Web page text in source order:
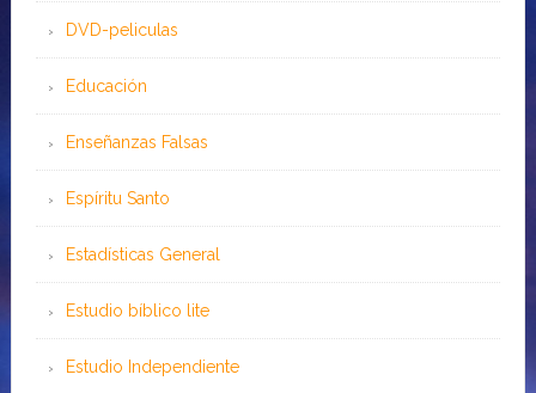
DVD-peliculas
Educación
Enseñanzas Falsas
Espíritu Santo
Estadísticas General
Estudio bíblico lite
Estudio Independiente